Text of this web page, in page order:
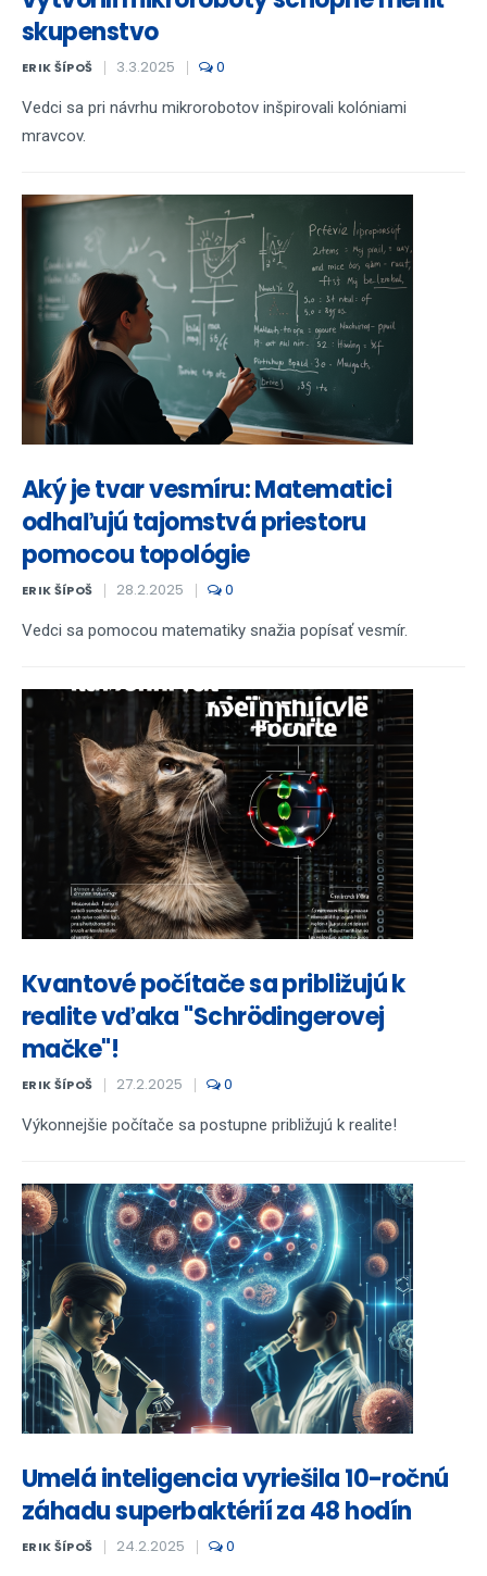
skupenstvo
ERIK ŠÍPOŠ 3.3.2025 0
Vedci sa pri návrhu mikrorobotov inšpirovali kolóniami
mravcov.
Aký je tvar vesmíru: Matematici
odhaľujú tajomstvá priestoru
pomocou topológie
ERIK ŠÍPOŠ 28.2.2025 0
Vedci sa pomocou matematiky snažia popísať vesmír.
Kvantové počítače sa približujú k
realite vďaka "Schrödingerovej
mačke"!
ERIK ŠÍPOŠ 27.2.2025 0
Výkonnejšie počítače sa postupne približujú k realite!
Umelá inteligencia vyriešila 10-ročnú
záhadu superbaktérií za 48 hodín
ERIK ŠÍPOŠ 24.2.2025 0